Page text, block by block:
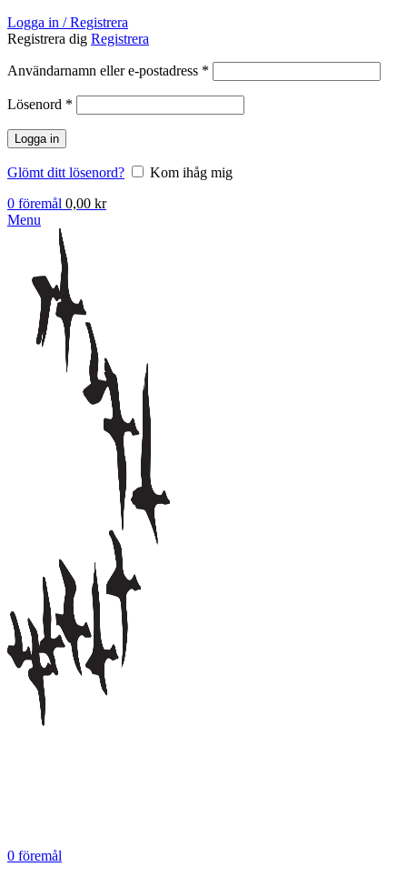
Logga in / Registrera
Registrera dig Registrera
Användarnamn eller e-postadress *
Lösenord *
Logga in
Glömt ditt lösenord?
Kom ihåg mig
0 föremål 0,00 kr
Menu
0 föremål